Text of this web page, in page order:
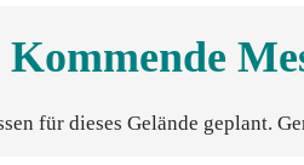
Kommende
für dieses Gelände geplant.